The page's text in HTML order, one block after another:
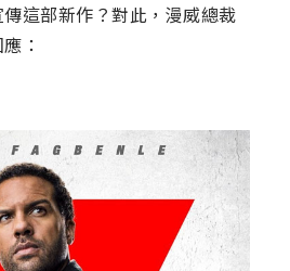
這部新作？對此，漫威總裁
：